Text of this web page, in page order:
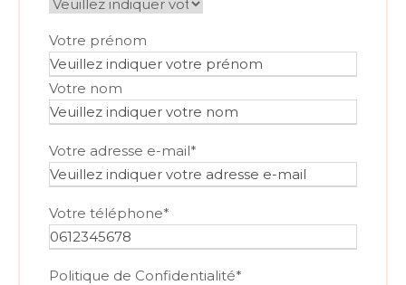
N
o
m
&
P
r
é
o
m
Votre prénom
Votre nom
Votre adresse e-mail*
Votre téléphone*
Politique de Confidentialité*